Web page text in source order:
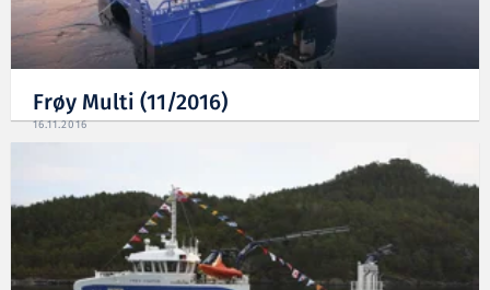
Frøy Multi (11/2016)
16.11.2016